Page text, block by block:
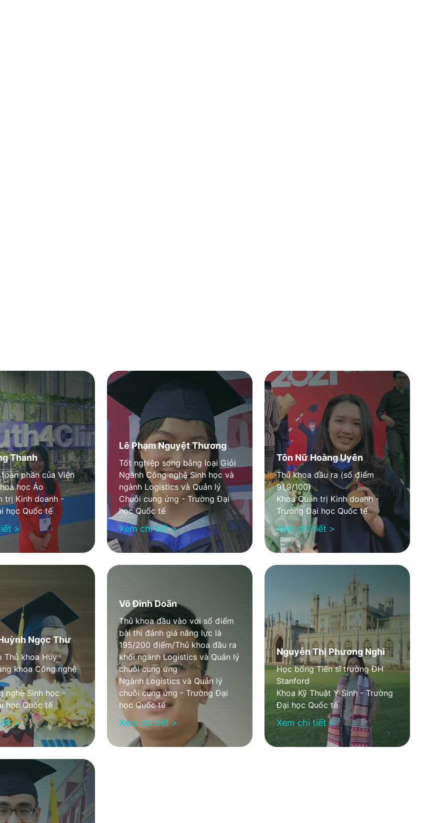
Thanh
phần của Viện
học Áo
trị Kinh doanh -
học Quốc tế
>
Lê Phạm Nguyệt Thương
Tốt nghiệp song bằng loại Giỏi
Ngành Công nghệ Sinh học và
ngành Logistics và Quản lý
Chuỗi cung ứng - Trường Đại
học Quốc tế
Xem chi tiết >
Tôn Nữ Hoàng Uyên
Thủ khoa đầu ra (số điểm
91,9/100)
Khoa Quản trị Kinh doanh -
Trường Đại học Quốc tế
Xem chi tiết >
Ngọc Thư
Thủ khoa Huy
khoa Công nghệ
nghệ Sinh học -
học Quốc tế
>
Võ Đình Doãn
Thủ khoa đầu vào với số điểm
bài thi đánh giá năng lực là
195/200 điểm/Thủ khoa đầu ra
khối ngành Logistics và Quản lý
chuỗi cung ứng
Ngành Logistics và Quản lý
chuỗi cung ứng - Trường Đại
học Quốc tế
Xem chi tiết >
Nguyễn Thị Phương Nghi
Học bổng Tiến sĩ trường ĐH
Stanford
Khoa Kỹ Thuật Y Sinh - Trường
Đại học Quốc tế
Xem chi tiết >